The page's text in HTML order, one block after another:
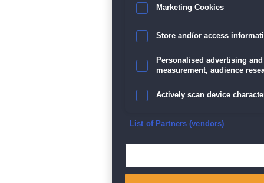
Marketing Cookies
Store and/or access
Personalised advertising
measurement, audience
Actively scan device
Ensure security, prevent
List of Partners (vendors)